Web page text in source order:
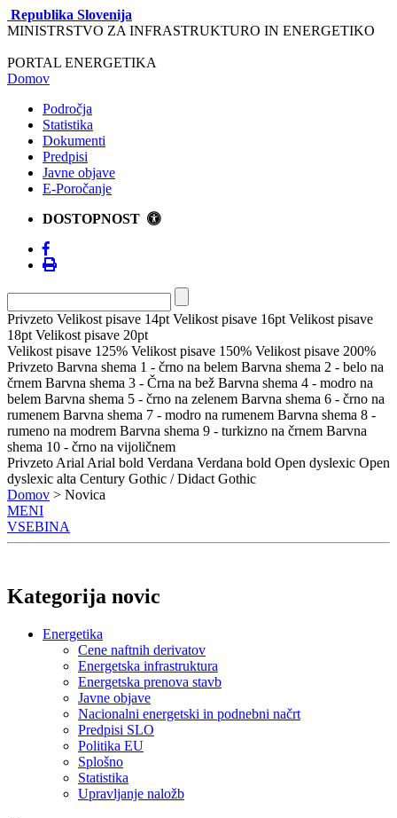
Republika Slovenija
MINISTRSTVO ZA INFRASTRUKTURO IN ENERGETIKO
PORTAL ENERGETIKA
Domov
Področja
Statistika
Dokumenti
Predpisi
Javne objave
E-Poročanje
DOSTOPNOST
Privzeto Velikost pisave 14pt Velikost pisave 16pt Velikost pisave
18pt Velikost pisave 20pt
Velikost pisave 125% Velikost pisave 150% Velikost pisave 200%
Privzeto Barvna shema 1 - črno na belem Barvna shema 2 - belo na
črnem Barvna shema 3 - Črna na bež Barvna shema 4 - modro na
belem Barvna shema 5 - črno na zelenem Barvna shema 6 - črno na
rumenem Barvna shema 7 - modro na rumenem Barvna shema 8 -
rumeno na modrem Barvna shema 9 - turkizno na črnem Barvna
shema 10 - črno na vijoličnem
Privzeto Arial Arial bold Verdana Verdana bold Open dyslexic Open
dyslexic alta Century Gothic / Didact Gothic
Domov > Novica
MENI
VSEBINA
Kategorija novic
Energetika
Cene naftnih derivatov
Energetska infrastruktura
Energetska prenova stavb
Javne objave
Nacionalni energetski in podnebni načrt
Predpisi SLO
Politika EU
Splošno
Statistika
Upravljanje naložb